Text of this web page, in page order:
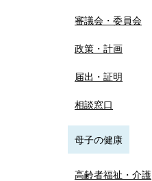
審議会・委員会
政策・計画
届出・証明
相談窓口
母子の健康
高齢者福祉・介護